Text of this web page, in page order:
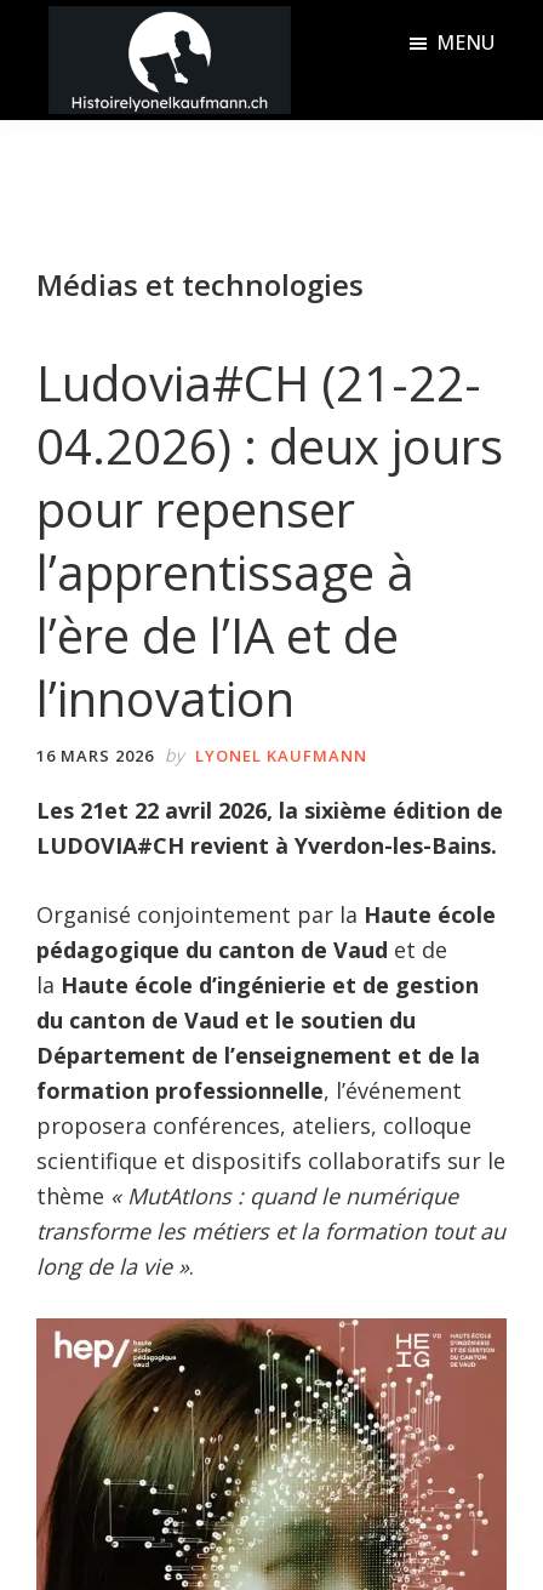
principal
barreHistoire
MENU
Médias et technologies
Ludovia#CH (21-22-
04.2026) : deux jours
pour repenser
l’apprentissage à
l’ère de l’IA et de
l’innovation
16 MARS 2026 by LYONEL KAUFMANN
Les 21et 22 avril 2026, la sixième édition de
LUDOVIA#CH revient à Yverdon-les-Bains.
Organisé conjointement par la Haute école
pédagogique du canton de Vaud et de
la Haute école d’ingénierie et de gestion
du canton de Vaud et le soutien du
Département de l’enseignement et de la
formation professionnelle, l’événement
proposera conférences, ateliers, colloque
scientifique et dispositifs collaboratifs sur le
thème « MutAtIons : quand le numérique
transforme les métiers et la formation tout au
long de la vie ».